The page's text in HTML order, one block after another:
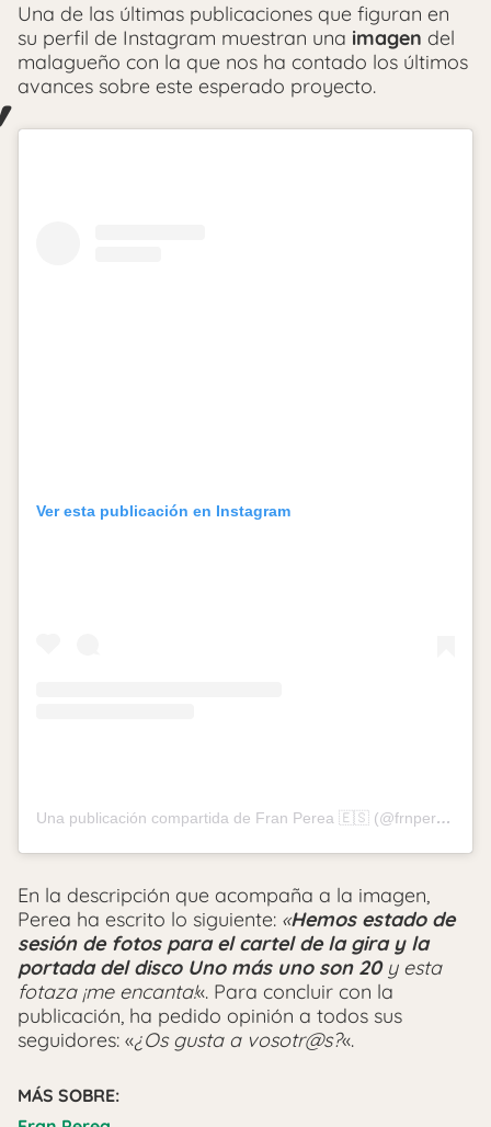
Una de las últimas publicaciones que figuran en
su perfil de Instagram muestran una imagen del
malagueño con la que nos ha contado los últimos
avances sobre este esperado proyecto.
Ver esta publicación en Instagram
Una publicación compartida de Fran Perea 🇪🇸 (@frnperea)
En la descripción que acompaña a la imagen,
Perea ha escrito lo siguiente: «Hemos estado de
sesión de fotos para el cartel de la gira y la
portada del disco Uno más uno son 20y esta
fotaza ¡me encanta!«. Para concluir con la
publicación, ha pedido opinión a todos sus
seguidores: «¿Os gusta a vosotr@s?«.
MÁS SOBRE: